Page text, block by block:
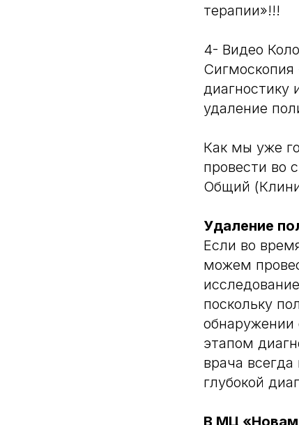
терапии»!!!
4- Видео
Сигмоскопия
диагностику
удаление
Как мы уже
провести во
Общий
Удаление
Если во
можем
поскольку
обнаружении
этапом
врача
глубокой
В МЦ